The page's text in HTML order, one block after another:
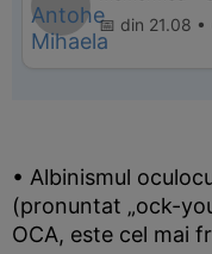
📅 din 21.08 •
• Albinismul
(pronuntat „ock-
OCA, este cel mai